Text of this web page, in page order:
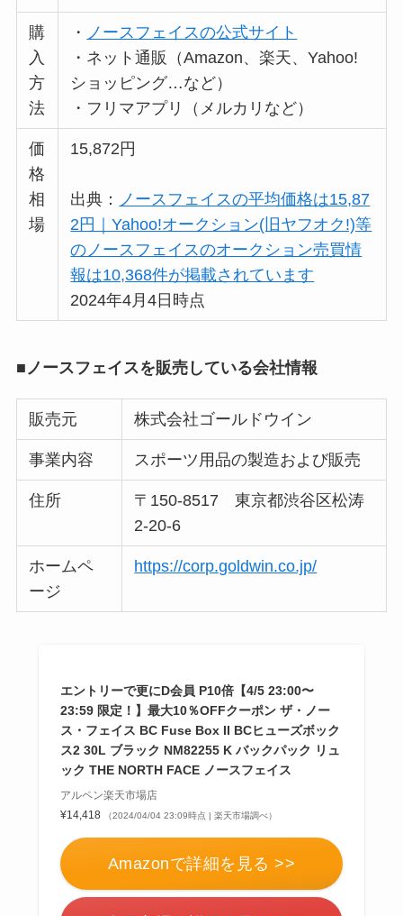
購
入
方
法
・ ノースフェイスの公式サイト
・ネット通販（Amazon、楽天、Yahoo!
ショッピング…など）
・フリマアプリ（メルカリなど）
価
格
相
場
15,872円
出典： ノースフェイスの平均価格は15,87
2円｜Yahoo!オークション(旧ヤフオク!)等
のノースフェイスのオークション売買情
報は10,368件が掲載されています
2024年4月4日時点
■ノースフェイスを販売している会社情報
販売元 株式会社ゴールドウイン
事業内容 スポーツ用品の製造および販売
住所
〒150-8517 東京都渋谷区松涛
2-20-6
ホームペ
ージ
https://corp.goldwin.co.jp/
エントリーで更にD会員 P10倍【4/5 23:00〜
23:59 限定！】最大10％OFFクーポン ザ・ノー
ス・フェイス BC Fuse Box II BCヒューズボック
ス2 30L ブラック NM82255 K バックパック リュ
ック THE NORTH FACE ノースフェイス
アルペン楽天市場店
¥14,418
（2024/04/04 23:09時点 | 楽天市場調べ）
Amazonで詳細を見る >>